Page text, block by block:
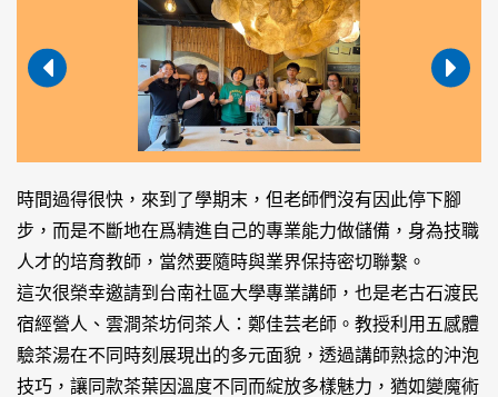
時間過得很快，來到了學期末，但老師們沒有因此停下腳
步，而是不斷地在爲精進自己的專業能力做儲備，身為技職
人才的培育教師，當然要隨時與業界保持密切聯繫。
這次很榮幸邀請到台南社區大學專業講師，也是老古石渡民
宿經營人、雲澗茶坊伺茶人：鄭佳芸老師。教授利用五感體
驗茶湯在不同時刻展現出的多元面貌，透過講師熟捻的沖泡
技巧，讓同款茶葉因溫度不同而綻放多樣魅力，猶如變魔術